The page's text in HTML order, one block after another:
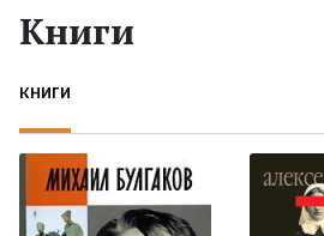
Жанры
Экранизации
Коллекции
Книги
КНИГИ